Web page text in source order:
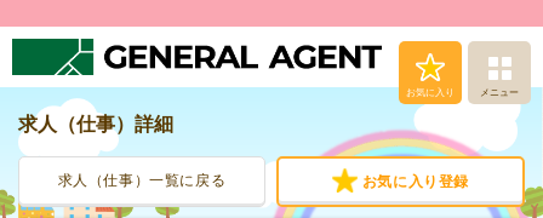
お気に入り メニュー
人材派遣サービス
求人（仕事）詳細
求人（仕事）一覧に戻る お気に入り登録